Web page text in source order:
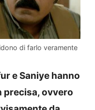
di farlo veramente
e Saniye hanno
precisa, ovvero